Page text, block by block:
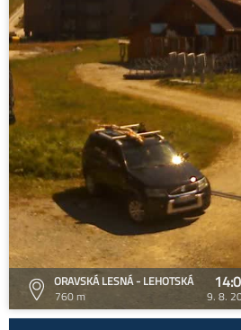
ORAVSKÁ LESNÁ - LEHOTSKÁ
760 m
9. 8.